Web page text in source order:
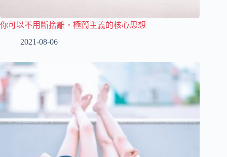
你可以不用斷捨離，極簡主義的核心思想
2021-08-06